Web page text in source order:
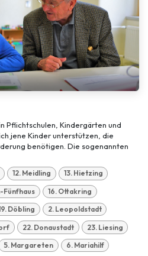
Pflichtschulen, Kindergärten und
jene Kinder unterstützen, die
benötigen. Die sogenannten
12. Meidling 13. Hietzing
Fünfhaus 16. Ottakring
Döbling 2. Leopoldstadt
22. Donaustadt 23. Liesing
5. Margareten 6. Mariahilf